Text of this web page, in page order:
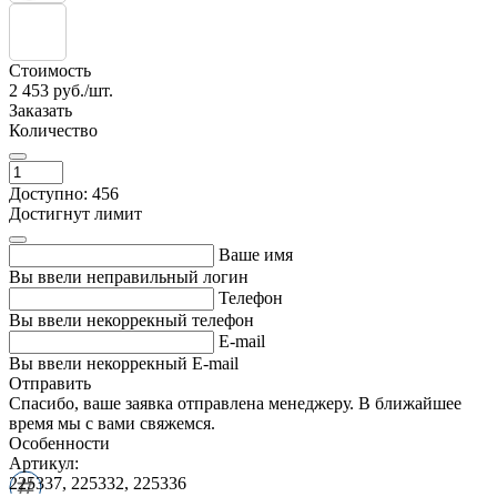
Стоимость
2 453 руб./шт.
Заказать
Количество
Доступно: 456
Достигнут лимит
Ваше имя
Вы ввели неправильный логин
Телефон
Вы ввели некоррекный телефон
E-mail
Вы ввели некоррекный E-mail
Отправить
Спасибо, ваше заявка отправлена менеджеру. В ближайшее
время мы с вами свяжемся.
Особенности
Артикул:
225337, 225332, 225336